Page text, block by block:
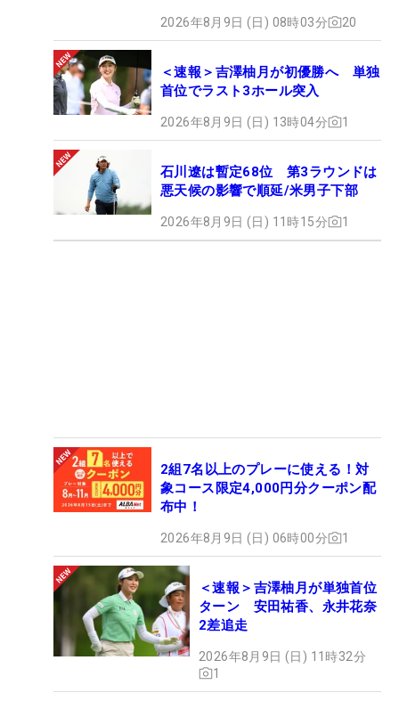
2026年8月9日 (日) 08時03分 20
＜速報＞吉澤柚月が初優勝へ 単独
首位でラスト3ホール突入
2026年8月9日 (日) 13時04分 1
石川遼は暫定68位 第3ラウンドは
悪天候の影響で順延/米男子下部
2026年8月9日 (日) 11時15分 1
2組7名以上のプレーに使える！対
象コース限定4,000円分クーポン配
布中！
2026年8月9日 (日) 06時00分 1
＜速報＞吉澤柚月が単独首位
ターン 安田祐香、永井花奈
2差追走
2026年8月9日 (日) 11時32分
1